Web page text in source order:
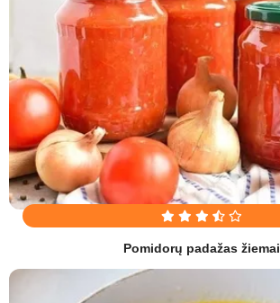
Pomidorų padažas žiemai